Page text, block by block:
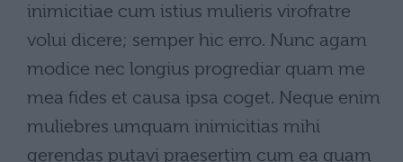
inimicitiae cum istius mulieris virofratre
volui dicere; semper hic erro. Nunc agam
modice nec longius progrediar quam me
mea fides et causa ipsa coget. Neque enim
muliebres umquam inimicitias mihi
gerendas putavi praesertim cum ea quam